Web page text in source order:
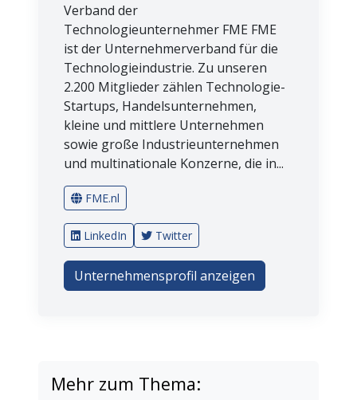
Verband der
Technologieunternehmer FME FME
ist der Unternehmerverband für die
Technologieindustrie. Zu unseren
2.200 Mitglieder zählen Technologie-
Startups, Handelsunternehmen,
kleine und mittlere Unternehmen
sowie große Industrieunternehmen
und multinationale Konzerne, die in...
FME.nl
LinkedIn Twitter
Unternehmensprofil anzeigen
Mehr zum Thema: